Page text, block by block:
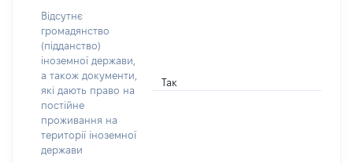
Відсутнє
громадянство
(підданство)
іноземної держави,
а також документи,
які дають право на
постійне
проживання на
території іноземної
держави
Так